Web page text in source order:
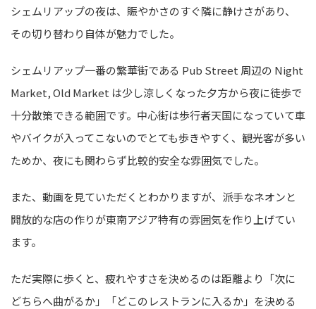
シェムリアップの夜は、賑やかさのすぐ隣に静けさがあり、
その切り替わり自体が魅力でした。
シェムリアップ一番の繁華街である Pub Street 周辺の Night
Market, Old Market は少し涼しくなった夕方から夜に徒歩で
十分散策できる範囲です。中心街は歩行者天国になっていて車
やバイクが入ってこないのでとても歩きやすく、観光客が多い
ためか、夜にも関わらず比較的安全な雰囲気でした。
また、動画を見ていただくとわかりますが、派手なネオンと
開放的な店の作りが東南アジア特有の雰囲気を作り上げてい
ます。
ただ実際に歩くと、疲れやすさを決めるのは距離より「次に
どちらへ曲がるか」「どこのレストランに入るか」を決める